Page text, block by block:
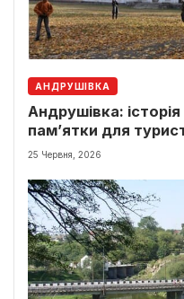
АНДРУШІВКА
Андрушівка: історія
пам’ятки для
25 Червня, 2026